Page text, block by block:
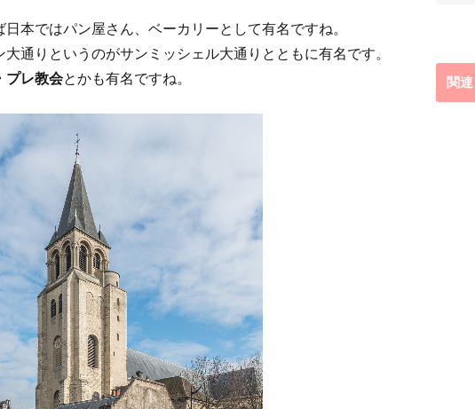
本ではパン屋さん、ベーカリーとして有名ですね。
通りというのがサンミッシェル大通りとともに有名です。
プレ教会とかも有名ですね。 関